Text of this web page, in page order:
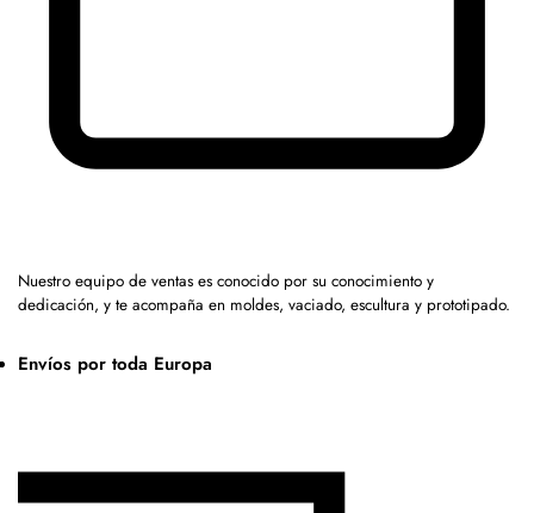
Nuestro equipo de ventas es conocido por su conocimiento y
dedicación, y te acompaña en moldes, vaciado, escultura y prototipado.
Envíos por toda Europa